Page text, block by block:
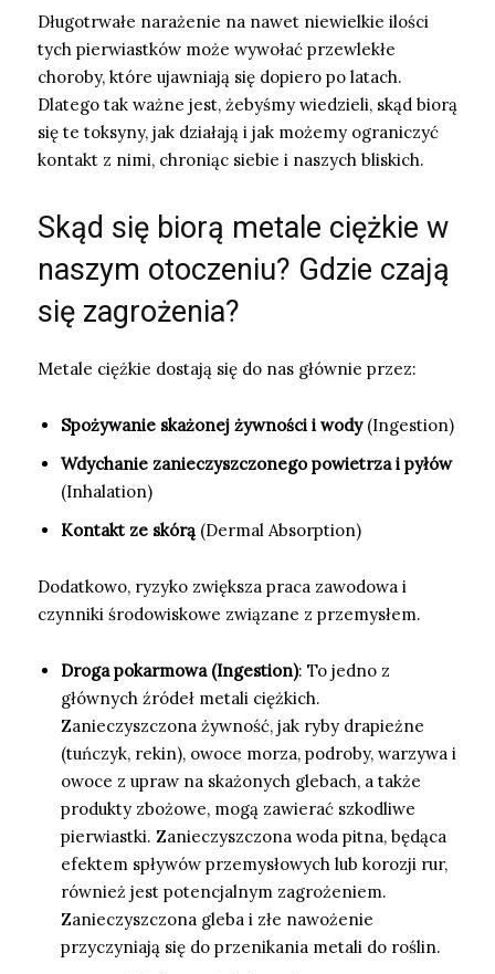
Długotrwałe narażenie na nawet niewielkie ilości
tych pierwiastków może wywołać przewlekłe
choroby, które ujawniają się dopiero po latach.
Dlatego tak ważne jest, żebyśmy wiedzieli, skąd biorą
się te toksyny, jak działają i jak możemy ograniczyć
kontakt z nimi, chroniąc siebie i naszych bliskich.
Skąd się biorą metale ciężkie w
naszym otoczeniu? Gdzie czają
się zagrożenia?
Metale ciężkie dostają się do nas głównie przez:
Spożywanie skażonej żywności i wody(Ingestion)
Wdychanie zanieczyszczonego powietrza i pyłów
(Inhalation)
Kontakt ze skórą (Dermal Absorption)
Dodatkowo, ryzyko zwiększa praca zawodowa i
czynniki środowiskowe związane z przemysłem.
Droga pokarmowa (Ingestion): To jedno z
głównych źródeł metali ciężkich.
Zanieczyszczona żywność, jak ryby drapieżne
(tuńczyk, rekin), owoce morza, podroby, warzywa i
owoce z upraw na skażonych glebach, a także
produkty zbożowe, mogą zawierać szkodliwe
pierwiastki. Zanieczyszczona woda pitna, będąca
efektem spływów przemysłowych lub korozji rur,
również jest potencjalnym zagrożeniem.
Zanieczyszczona gleba i złe nawożenie
przyczyniają się do przenikania metali do roślin.